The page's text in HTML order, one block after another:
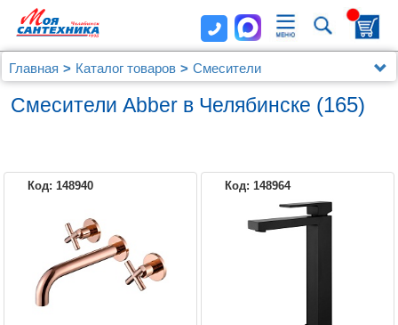
Главная Каталог товаров
Смесители
Смесители Abber
Смесители Abber в Челябинске (165)
ABBER
Код: 148940 Код: 148964